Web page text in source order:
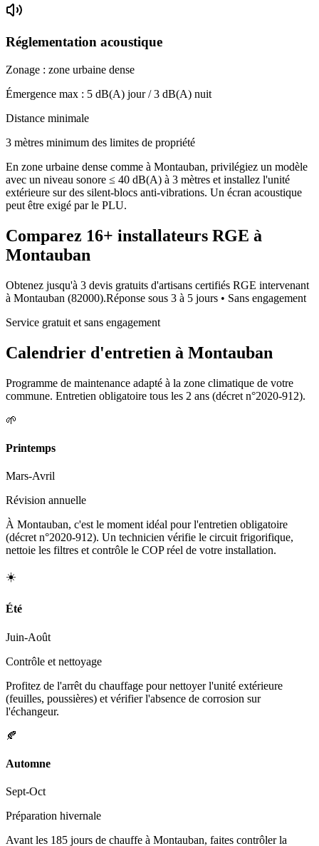
Réglementation acoustique
Zonage : zone urbaine dense
Émergence max : 5 dB(A) jour /3 dB(A) nuit
Distance minimale
3 mètres minimum des limites de propriété
En zone urbaine dense comme à Montauban, privilégiez un modèle
avec un niveau sonore ≤ 40 dB(A) à 3 mètres et installez l'unité
extérieure sur des silent-blocs anti-vibrations. Un écran acoustique
peut être exigé par le PLU.
Comparez 16+ installateurs RGE à
Montauban
Obtenez jusqu'à 3 devis gratuits d'artisans certifiés RGE intervenant
à Montauban (82000).Réponse sous 3 à 5 jours • Sans engagement
Service gratuit et sans engagement
Calendrier d'entretien à Montauban
Programme de maintenance adapté à la zone climatique de votre
commune. Entretien obligatoire tous les 2 ans (décret n°2020-912).
🌱
Printemps
Mars-Avril
Révision annuelle
À Montauban, c'est le moment idéal pour l'entretien obligatoire
(décret n°2020-912). Un technicien vérifie le circuit frigorifique,
nettoie les filtres et contrôle le COP réel de votre installation.
☀️
Été
Juin-Août
Contrôle et nettoyage
Profitez de l'arrêt du chauffage pour nettoyer l'unité extérieure
(feuilles, poussières) et vérifier l'absence de corrosion sur
l'échangeur.
🍂
Automne
Sept-Oct
Préparation hivernale
Avant les 185 jours de chauffe à Montauban, faites contrôler la